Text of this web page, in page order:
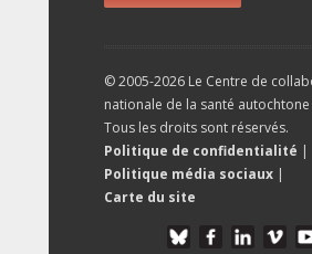
© 2005-2026 Le Centre de
nationale de la santé autochtone
Tous les droits sont réservés.
Politique de confidentialité |
Politique média sociaux |
Carte du site